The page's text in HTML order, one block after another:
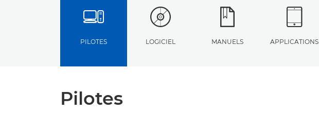
PILOTES LOGICIEL MANUELS APPLICATIONS
Pilotes